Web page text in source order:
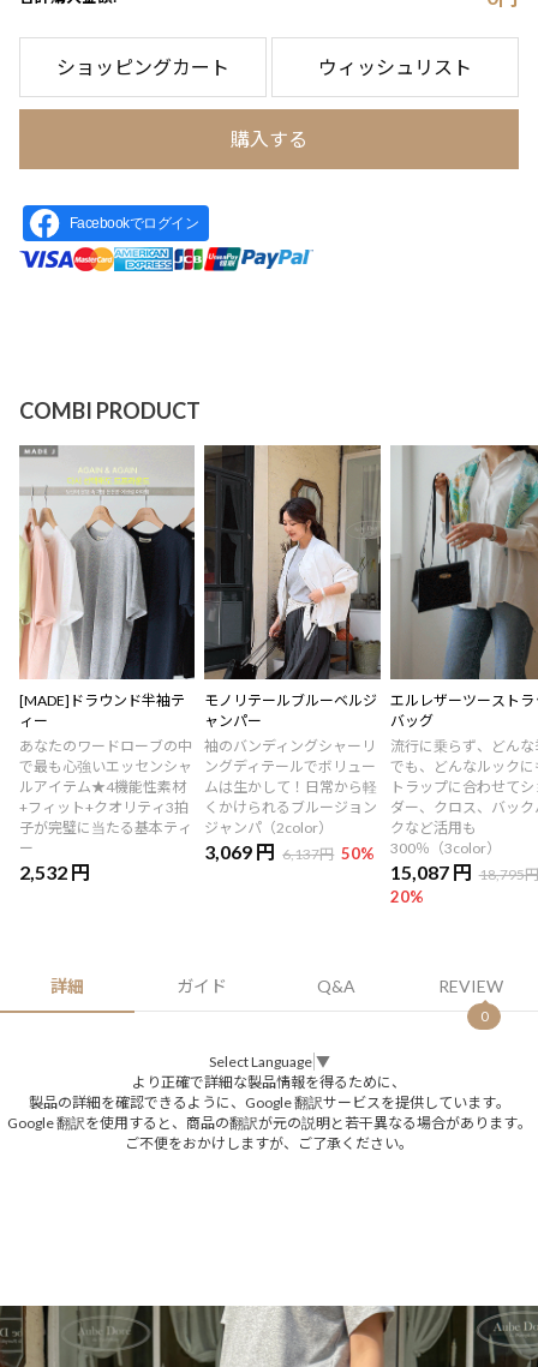
ショッピングカート ウィッシュリスト
購入する
Facebookでログイン
COMBI PRODUCT
[MADE]ドラウンド半袖テ
ィー
あなたのワードローブの中
で最も心強いエッセンシャ
ルアイテム★4機能性素材
+フィット+クオリティ3拍
子が完璧に当たる基本ティ
ー
2,532 円
モノリテールブルーベルジ
ャンパー
袖のバンディングシャーリ
ングディテールでボリュー
ムは生かして！日常から軽
くかけられるブルージョン
ジャンパ（2color）
3,069 円 6,137円 50%
エルレザーツーストラ
バッグ
流行に乗らず、どんな
でも、どんなルックに
トラップに合わせてシ
ダー、クロス、バック
クなど活用も
300％（3color）
15,087 円 18,795円
20%
詳細 ガイド Q&A REVIEW
0
Select Language ▼
より正確で詳細な製品情報を得るために、
製品の詳細を確認できるように、Google 翻訳サービスを提供しています。
Google 翻訳を使用すると、商品の翻訳が元の説明と若干異なる場合があります。
ご不便をおかけしますが、ご了承ください。